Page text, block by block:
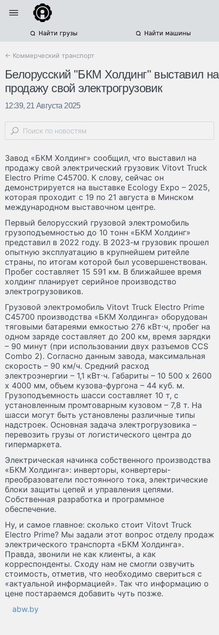
Найти грузы Найти машины
← Коммерческий транспорт
Белорусский "БКМ Холдинг" выставил на
продажу свой электрогрузовик
12:39, 21 Августа 2025
Завод «БКМ Холдинг» сообщил, что выставил на
продажу свой электрический грузовик Vitovt Truck
Electro Prime С45700. К слову, сейчас он
демонстрируется на выставке Ecology Expo – 2025,
которая проходит с 19 по 21 августа в Минском
международном выставочном центре.
Первый белорусский грузовой электромобиль
грузоподъемностью до 10 тонн «БКМ Холдинг»
представил в 2022 году. В 2023-м грузовик прошел
опытную эксплуатацию в крупнейшем ритейле
страны, по итогам которой был усовершенствован.
Пробег составляет 15 591 км. В ближайшее время
холдинг планирует серийное производство
электрогрузовиков.
Грузовой электромобиль Vitovt Truck Electro Prime
С45700 производства «БКМ Холдинга» оборудован
тяговыми батареями емкостью 276 кВт⋅ч, пробег на
одном заряде составляет до 200 км, время зарядки
– 90 минут (при использовании двух разъемов CCS
Combo 2). Согласно данным завода, максимальная
скорость – 90 км/ч. Средний расход
электроэнергии – 1,1 кВт⋅ч. Габариты – 10 500 х 2600
х 4000 мм, объем кузова-фургона – 44 куб. м.
Грузоподъемность шасси составляет 10 т, с
установленным промтоварным кузовом – 7,8 т. На
шасси могут быть установлены различные типы
надстроек. Основная задача электрогрузовика –
перевозить грузы от логистического центра до
гипермаркета.⠀
Электрическая начинка собственного производства
«БКМ Холдинга»: инверторы, конвертеры-
преобразователи постоянного тока, электрические
блоки защиты цепей и управления цепями.
Собственная разработка и программное
обеспечение.⠀
Ну, и самое главное: сколько стоит Vitovt Truck
Electro Prime? Мы задали этот вопрос отделу продаж
электрического транспорта «БКМ Холдинга».
Правда, звонили не как клиенты, а как
корреспонденты. Сходу нам не смогли озвучить
стоимость, отметив, что необходимо свериться с
«актуальной информацией». Так что информацию о
цене постараемся добавить чуть позже.
abw.by